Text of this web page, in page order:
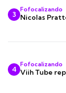
3
Fofocalizando
Nicolas
4
Fofocalizando
Viih Tube